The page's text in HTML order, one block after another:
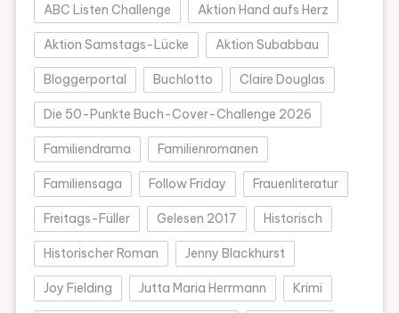
ABC Listen Challenge Aktion Hand aufs Herz
Aktion Samstags-Lücke Aktion Subabbau
Bloggerportal Buchlotto Claire Douglas
Die 50-Punkte Buch-Cover-Challenge 2026
Familiendrama Familienromanen
Familiensaga Follow Friday Frauenliteratur
Freitags-Füller Gelesen 2017 Historisch
Historischer Roman Jenny Blackhurst
Joy Fielding Jutta Maria Herrmann Krimi